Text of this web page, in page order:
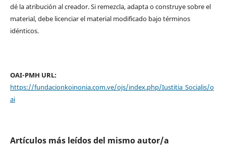
dé la atribución al creador. Si remezcla, adapta o construye sobre el
material, debe licenciar el material modificado bajo términos
idénticos.
OAI-PMH URL:
https://fundacionkoinonia.com.ve/ojs/index.php/Iustitia_Socialis/o
ai
Artículos más leídos del mismo autor/a